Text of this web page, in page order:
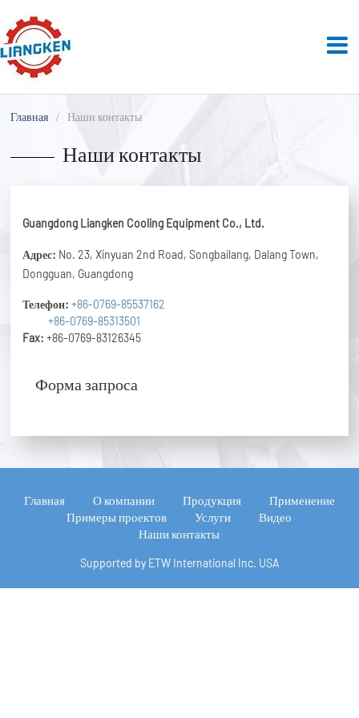
Главная Наши контакты
Наши контакты
Guangdong Liangken Cooling Equipment Co., Ltd.
Адрес: No. 23, Xinyuan 2nd Road, Songbailang, Dalang Town,
Dongguan, Guangdong
Телефон: +86-0769-85537162
+86-0769-85313501
Fax: +86-0769-83126345
Форма запроса
Главная О компании Продукция
Применение
Примеры проектов
Услуги
Видео
Наши контакты
Supported by ETW International Inc. USA